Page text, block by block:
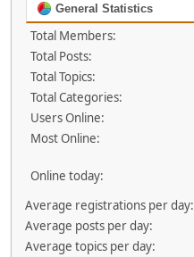
General Statistics
Total Members:
Total Posts:
Total Topics:
Total Categories:
Users Online:
Most Online:
Online today:
Average registrations per day:
Average posts per day:
Average topics per day: